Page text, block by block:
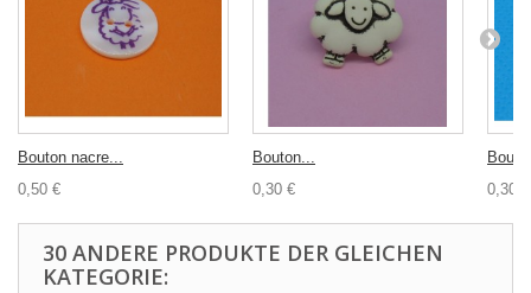
Bouton nacre...
0,50 €
Bouton...
0,30 €
0,30 €
30 ANDERE PRODUKTE DER GLEICHEN
KATEGORIE: